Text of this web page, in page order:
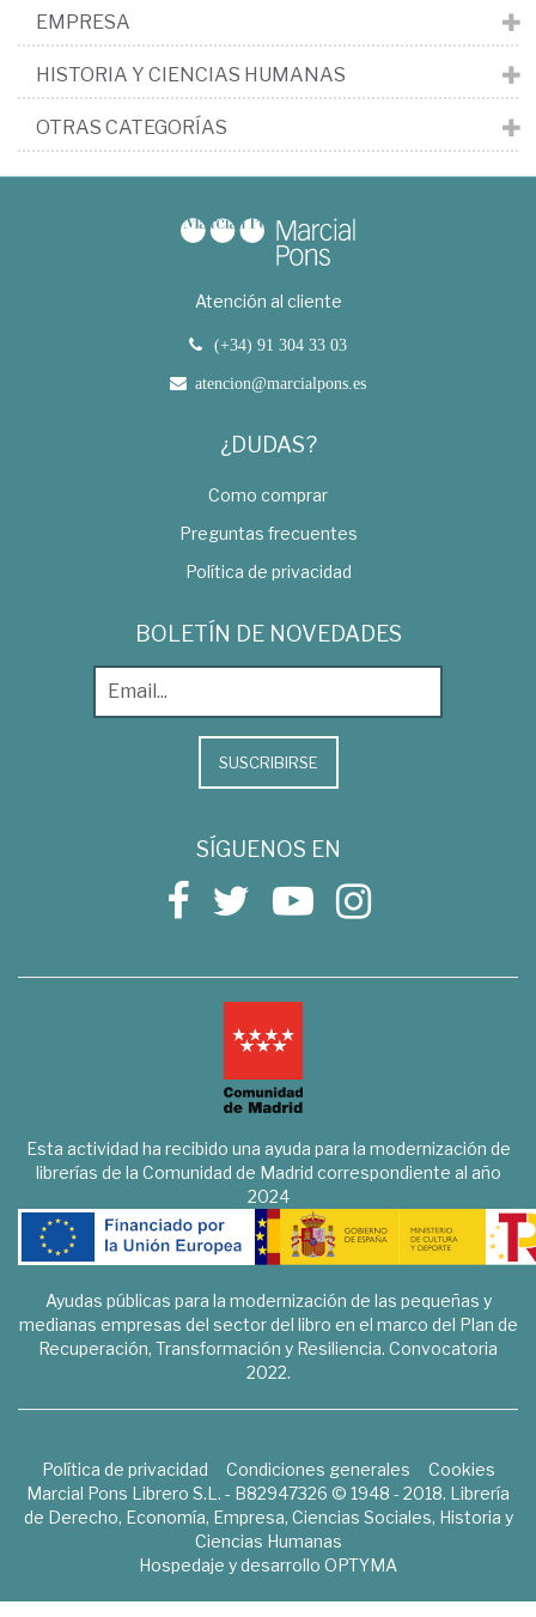
EMPRESA
HISTORIA Y CIENCIAS HUMANAS
OTRAS CATEGORÍAS
Atención al cliente
(+34) 91 304 33 03
atencion@marcialpons.es
¿DUDAS?
Como comprar
Preguntas frecuentes
Política de privacidad
BOLETÍN DE NOVEDADES
SUSCRIBIRSE
SÍGUENOS EN
Esta actividad ha recibido una ayuda para la modernización de
librerías de la Comunidad de Madrid correspondiente al año
2024
Ayudas públicas para la modernización de las pequeñas y
medianas empresas del sector del libro en el marco del Plan de
Recuperación, Transformación y Resiliencia. Convocatoria
2022.
Política de privacidad Condiciones generales
Cookies
Marcial Pons Librero S.L. - B82947326 © 1948 - 2018. Librería
de Derecho, Economía, Empresa, Ciencias Sociales, Historia y
Ciencias Humanas
Hospedaje y desarrollo OPTYMA